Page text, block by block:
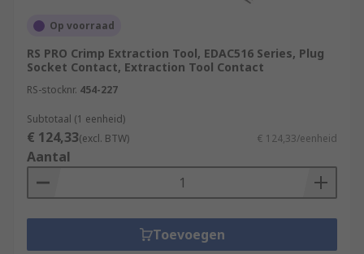
Op voorraad
RS PRO Crimp Extraction Tool, EDAC516 Series, Plug
Socket Contact, Extraction Tool Contact
RS-stocknr. 454-227
Subtotaal (1 eenheid)
€ 124,33(excl. BTW) € 124,33/eenheid
Aantal
Toevoegen